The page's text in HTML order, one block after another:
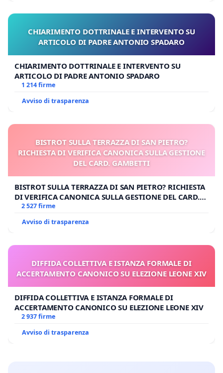
CHIARIMENTO DOTTRINALE E INTERVENTO SU
ARTICOLO DI PADRE ANTONIO SPADARO
CHIARIMENTO DOTTRINALE E INTERVENTO SU
ARTICOLO DI PADRE ANTONIO SPADARO
1 214 firme
Avviso di trasparenza
BISTROT SULLA TERRAZZA DI SAN PIETRO?
RICHIESTA DI VERIFICA CANONICA SULLA GESTIONE
DEL CARD. GAMBETTI
BISTROT SULLA TERRAZZA DI SAN PIETRO? RICHIESTA
DI VERIFICA CANONICA SULLA GESTIONE DEL CARD.
GAMBETTI
2 527 firme
Avviso di trasparenza
DIFFIDA COLLETTIVA E ISTANZA FORMALE DI
ACCERTAMENTO CANONICO SU ELEZIONE LEONE XIV
DIFFIDA COLLETTIVA E ISTANZA FORMALE DI
ACCERTAMENTO CANONICO SU ELEZIONE LEONE XIV
2 937 firme
Avviso di trasparenza